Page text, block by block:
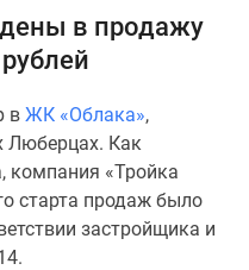
в продажу
в ЖК «Облака»,
Люберцах. Как
компания «Тройка
старта продаж было
застройщика и